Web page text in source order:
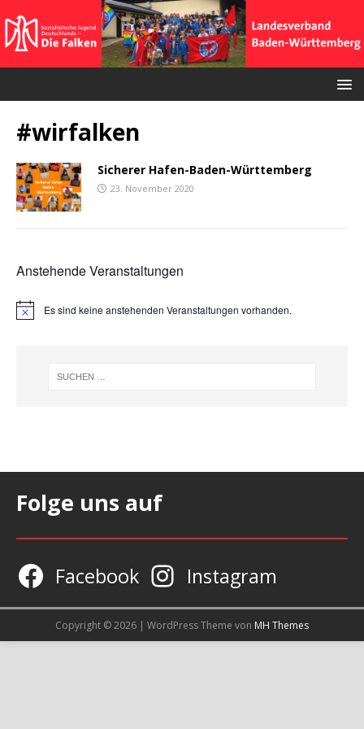
#wirfalken
Sicherer Hafen-Baden-Württemberg
23. November 2020
Anstehende Veranstaltungen
Es sind keine anstehenden Veranstaltungen vorhanden.
Folge uns auf
Facebook Instagram
Copyright © 2026 | WordPress Theme von MH Themes